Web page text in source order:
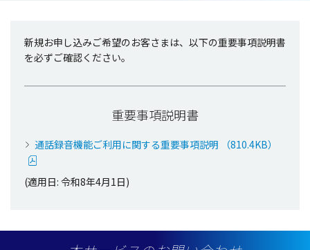
新規お申し込みご希望のお客さまは、以下の重要事項説明書
を必ずご確認ください。
重要事項説明書
通話録音機能ご利用に関する重要事項説明 （810.4KB）
(適用日: 令和8年4月1日)